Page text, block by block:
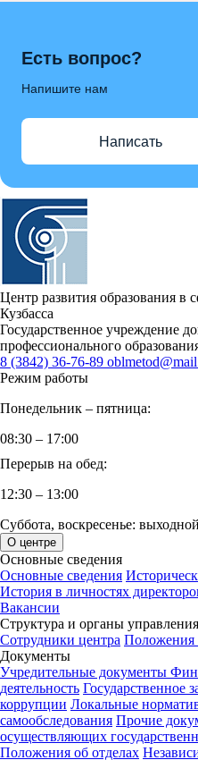
Есть вопрос?
Напишите нам
Написать
Центр развития образования в
Кузбасса
Государственное учреждение
профессионального
8 (3842) 36-76-89
Режим работы
Понедельник – пятница:
08:30 – 17:00
Перерыв на обед:
12:30 – 13:00
Суббота, воскресенье: выходной
О центре
Основные сведения
Основные сведения
История в личностях
Вакансии
Структура и органы управления
Сотрудники центра Положения
Документы
Учредительные документы
деятельность Государственное
коррупции Локальные
самообследования Прочие
осуществляющих
Положения об отделах